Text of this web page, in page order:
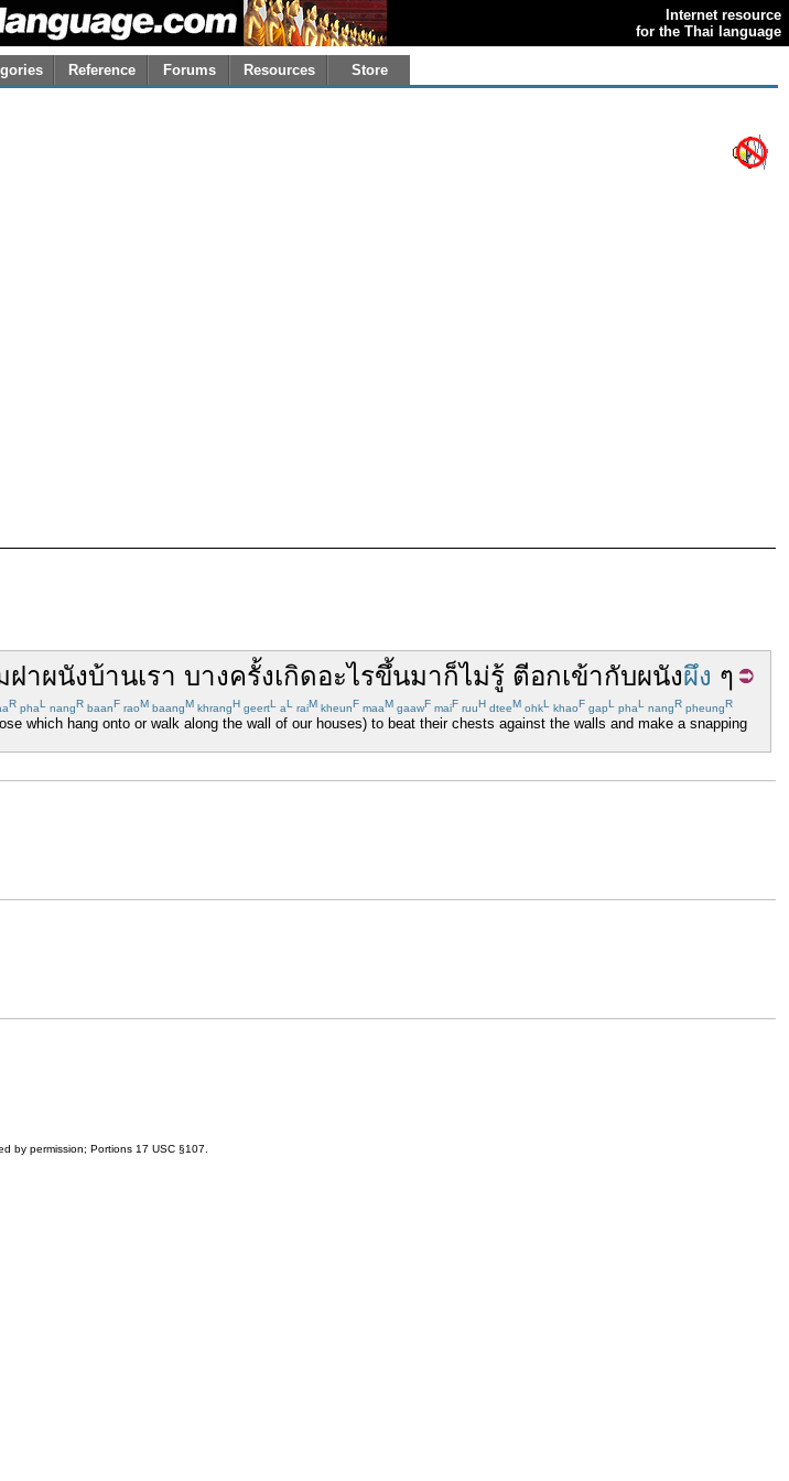
Internet resource
for the Thai language
Reference Forums Resources Store
ฝาผนังบ้านเรา บางครั้งเกิดอะไรขึ้นมาก็ไม่รู้ ตีอกเข้ากับผนังผึง ๆ
R phaL nangR baanF raoM baangM khrangH geertL aL raiM kheunF maaM gaawF maiF ruuH dteeM ohkL khaoF gapL phaL nangR pheungR
which hang onto or walk along the wall of our houses) to beat their chests against the walls and make a snapping
by permission; Portions 17 USC §107